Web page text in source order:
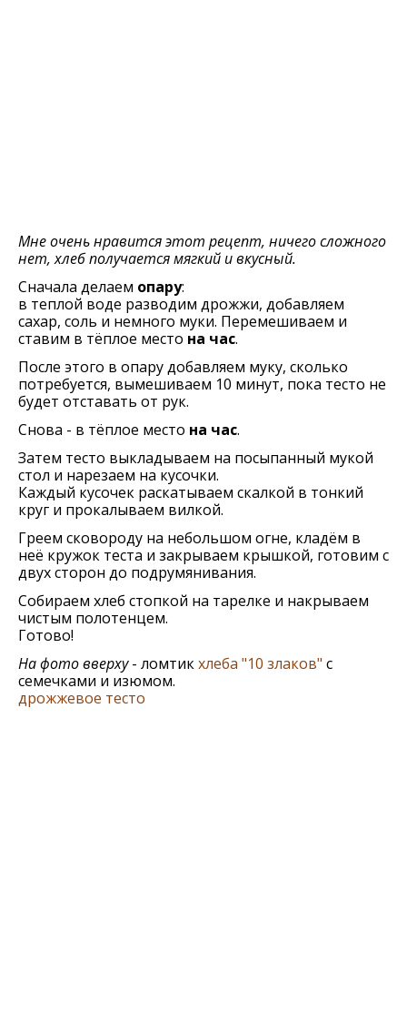
Мне очень нравится этот рецепт, ничего сложного
нет, хлеб получается мягкий и вкусный.
Сначала делаем опару:
в теплой воде разводим дрожжи, добавляем
сахар, соль и немного муки. Перемешиваем и
ставим в тёплое место на час.
После этого в опару добавляем муку, сколько
потребуется, вымешиваем 10 минут, пока тесто не
будет отставать от рук.
Снова - в тёплое место на час.
Затем тесто выкладываем на посыпанный мукой
стол и нарезаем на кусочки.
Каждый кусочек раскатываем скалкой в тонкий
круг и прокалываем вилкой.
Греем сковороду на небольшом огне, кладём в
неё кружок теста и закрываем крышкой, готовим с
двух сторон до подрумянивания.
Собираем хлеб стопкой на тарелке и накрываем
чистым полотенцем.
Готово!
На фото вверху- ломтикхлеба "10 злаков" с
семечками и изюмом.
дрожжевое тесто